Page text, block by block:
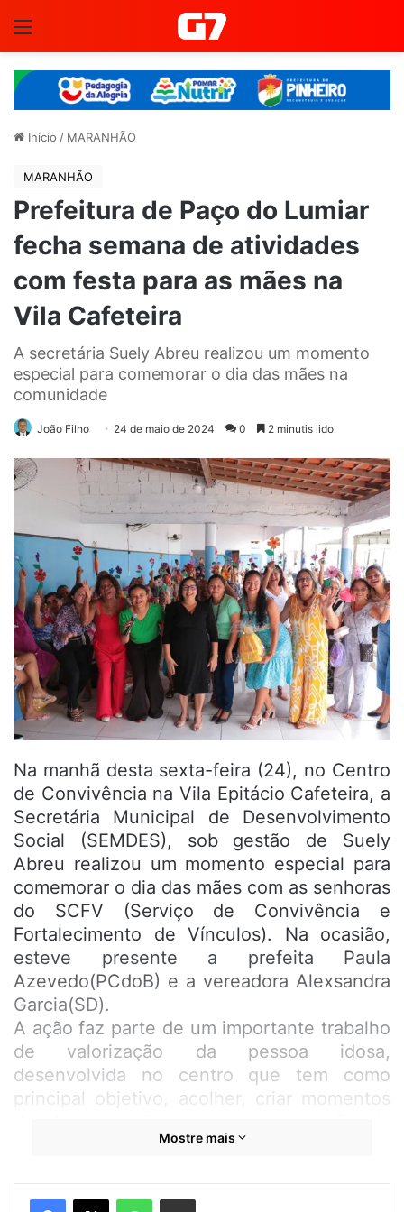
Início / MARANHÃO
MARANHÃO
Prefeitura de Paço do Lumiar
fecha semana de atividades
com festa para as mães na
Vila Cafeteira
A secretária Suely Abreu realizou um momento
especial para comemorar o dia das mães na
comunidade
João Filho 24 de maio de 2024 0 2 minutis lido
Na manhã desta sexta-feira (24), no Centro
de Convivência na Vila Epitácio Cafeteira, a
Secretária Municipal de Desenvolvimento
Social (SEMDES), sob gestão de Suely
Abreu realizou um momento especial para
comemorar o dia das mães com as senhoras
do SCFV (Serviço de Convivência e
Fortalecimento de Vínculos). Na ocasião,
esteve presente a prefeita Paula
Azevedo(PCdoB) e a vereadora Alexsandra
Garcia(SD).
A ação faz parte de um importante trabalho
de valorização da pessoa idosa,
desenvolvida no centro que tem como
principal objetivo, acolher, criar momentos
pertencimento a um grupo social e a por
Mostre mais